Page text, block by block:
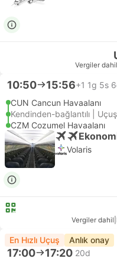
Vergiler dahil
10:50 15:56+1 1g 5s
CUN Cancun Havaalanı
Kendinden-bağlantılı |
CZM Cozumel Havaalanı
Volaris
Vergiler dahil
En Hızlı Uçuş Anlık onay
17:00 17:20 20d